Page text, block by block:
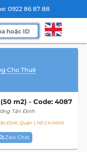
0922 86 87 88
Cho Thuê
m2) - Code: 4087
Tân Định
Định, Quận 1, Hồ Chí Minh
Zalo Chat